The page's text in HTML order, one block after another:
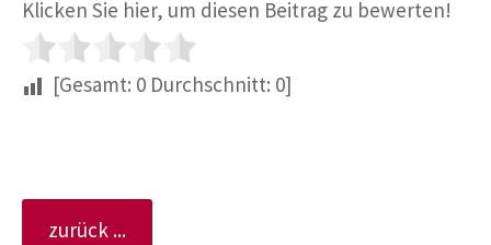
Klicken Sie hier, um diesen Beitrag zu bewerten!
[Gesamt: 0 Durchschnitt: 0]
zurück ...